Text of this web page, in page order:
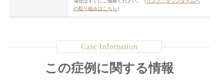
の取り組みはこちら］
この症例に関する情報